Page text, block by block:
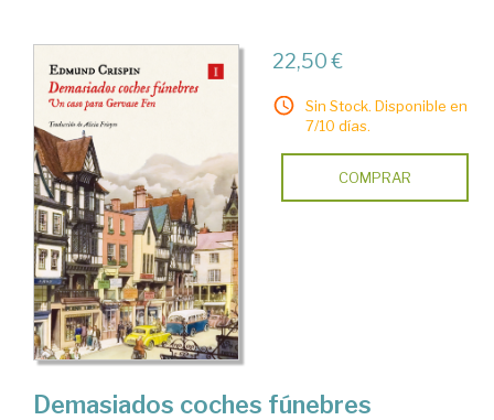
22,50 €
Sin Stock. Disponible en
7/10 días.
COMPRAR
Demasiados coches fúnebres